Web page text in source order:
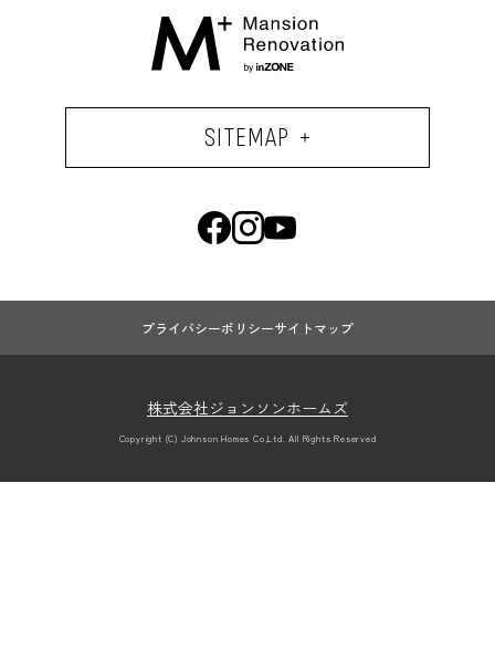
SITEMAP
プライバシーポリシーサイトマップ
株式会社ジョンソンホームズ
Copyright (C) Johnson Homes Co,Ltd. All Rights Reserved